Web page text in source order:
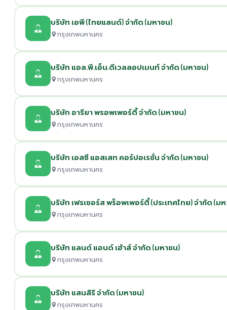
บริษัท เอพี (ไทยแลนด์) จำกัด (มหาชน)
กรุงเทพมหานคร
บริษัท แอล.พี.เอ็น.ดีเวลลอปเมนท์ จำกัด (มหาชน)
กรุงเทพมหานคร
บริษัท อารียา พรอพเพอร์ตี้ จำกัด (มหาชน)
กรุงเทพมหานคร
บริษัท เอสซี แอสเสท คอร์ปอเรชั่น จำกัด (มหาชน)
กรุงเทพมหานคร
บริษัท เฟรเซอร์ส พร็อพเพอร์ตี้ (ประเทศไทย) จำกัด (ม
กรุงเทพมหานคร
บริษัท แลนด์ แอนด์ เฮ้าส์ จำกัด (มหาชน)
กรุงเทพมหานคร
บริษัท แสนสิริ จำกัด (มหาชน)
กรุงเทพมหานคร